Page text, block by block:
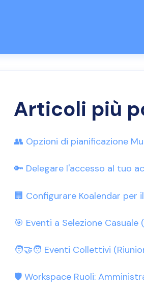
Articoli più
👥 Opzioni di pianificazione
🔑 Delegare l'accesso al tuo
🏢 Configurare Koalendar per
🎯 Eventi a Selezione Casuale
🧑‍🤝‍🧑 Eventi Collettivi
🛡️ Workspace Ruoli: